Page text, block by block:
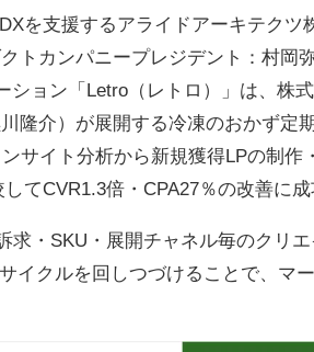
を支援するアライドアーキテクツ
トカンパニープレジデント：村岡
ション「Letro（レトロ）」は、株
隆介）が展開する冷凍のおかず定
サイト分析から新規獲得LPの制
てCVR1.3倍・CPA27％の改善に成
求・SKU・展開チャネル毎のクリ
イクルを回しつづけることで、マ